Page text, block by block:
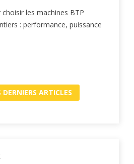
les machines BTP
: performance, puissance
DERNIERS ARTICLES